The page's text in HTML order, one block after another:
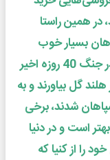
در همین راستا
بسیار خوب
است. وی پیرامون صادرات تصریح کرد: در جنگ 40 روزه اخیر
گل بیاورند و به
شدند، برخی
است و در دنیا
را از کنیا که